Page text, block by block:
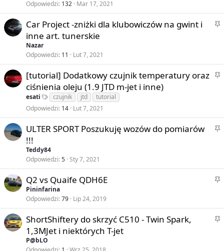
o
n
y
k
o
n
Odpowiedzi 132 Mar 17, 2021
P
k
l
n
y
Car Project -zniżki dla klubowiczów na gwint i
inne art. tunerskie
Nazar
Odpowiedzi 11 Lut 7, 2021
P
k
l
n
y
[tutorial] Dodatkowy czujnik temperatury oraz
ciśnienia oleju (1.9 JTD m-jet i inne)
esati czujnik jtd
tutorial
Odpowiedzi 14 Lut 7, 2021
P
k
l
o
n
ULTER SPORT Poszukuję wozów do pomiarów
!!!
Teddy84
Odpowiedzi 5 Sty 7, 2021
P
y
k
Q2 vs Quaife QDH6E
Pininfarina
Odpowiedzi 79 Lip 24, 2019
P
ShortShiftery do skrzyć C510 - Twin Spark,
1,3MJet i niektórych T-jet
P@bLO